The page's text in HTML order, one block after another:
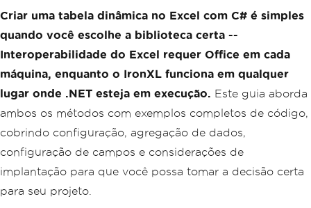
Criar uma tabela dinâmica no Excel com C# é simples
quando você escolhe a biblioteca certa --
Interoperabilidade do Excel requer Office em cada
máquina, enquanto o IronXL funciona em qualquer
lugar onde .NET esteja em execução. Este guia aborda
ambos os métodos com exemplos completos de código,
cobrindo configuração, agregação de dados,
configuração de campos e considerações de
implantação para que você possa tomar a decisão certa
para seu projeto.